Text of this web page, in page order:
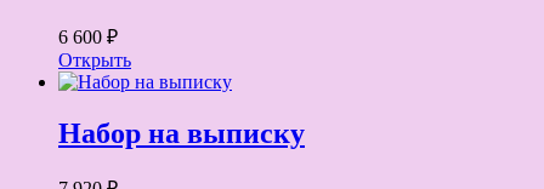
6 600 ₽
Открыть
Набор на выписку